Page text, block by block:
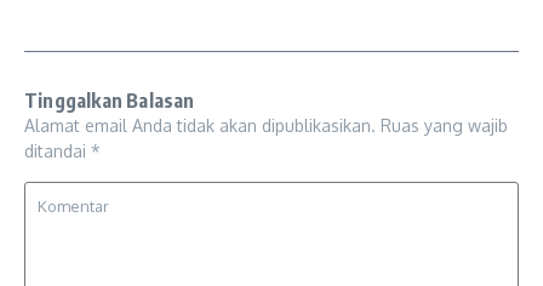
Tinggalkan Balasan
Alamat email Anda tidak akan dipublikasikan. Ruas yang wajib
ditandai *